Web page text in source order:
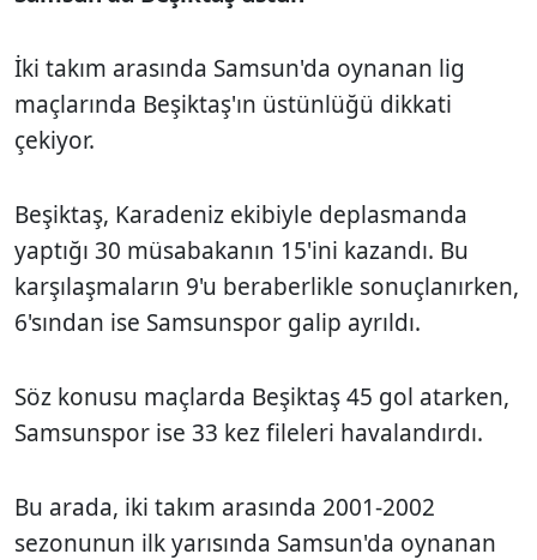
İki takım arasında Samsun'da oynanan lig
maçlarında Beşiktaş'ın üstünlüğü dikkati
çekiyor.
Beşiktaş, Karadeniz ekibiyle deplasmanda
yaptığı 30 müsabakanın 15'ini kazandı. Bu
karşılaşmaların 9'u beraberlikle sonuçlanırken,
6'sından ise Samsunspor galip ayrıldı.
Söz konusu maçlarda Beşiktaş 45 gol atarken,
Samsunspor ise 33 kez fileleri havalandırdı.
Bu arada, iki takım arasında 2001-2002
sezonunun ilk yarısında Samsun'da oynanan